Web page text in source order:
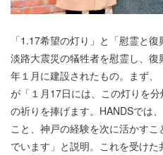
「1.17希望の灯り」と「慰霊と
淡路大震災の犠牲者を慰霊し、
年１月に建設されたもの。まず
が「１月17日には、この灯りを
の祈りを捧げます。HANDSでは
こと、神戸の経験を次に活かす
でいます」と説明。これを受け